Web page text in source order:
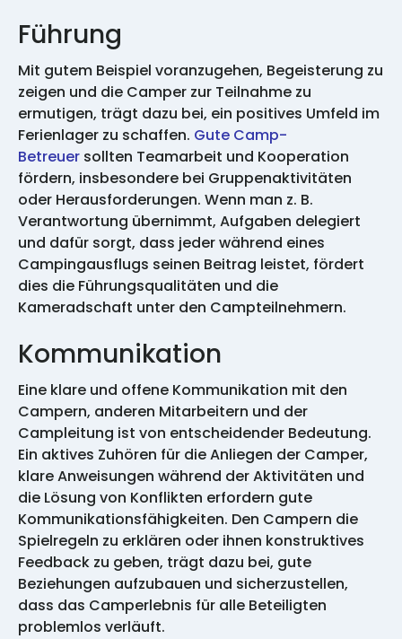
Führung
Mit gutem Beispiel voranzugehen, Begeisterung zu
zeigen und die Camper zur Teilnahme zu
ermutigen, trägt dazu bei, ein positives Umfeld im
Ferienlager zu schaffen. Gute Camp-
Betreuer sollten Teamarbeit und Kooperation
fördern, insbesondere bei Gruppenaktivitäten
oder Herausforderungen. Wenn man z. B.
Verantwortung übernimmt, Aufgaben delegiert
und dafür sorgt, dass jeder während eines
Campingausflugs seinen Beitrag leistet, fördert
dies die Führungsqualitäten und die
Kameradschaft unter den Campteilnehmern.
Kommunikation
Eine klare und offene Kommunikation mit den
Campern, anderen Mitarbeitern und der
Campleitung ist von entscheidender Bedeutung.
Ein aktives Zuhören für die Anliegen der Camper,
klare Anweisungen während der Aktivitäten und
die Lösung von Konflikten erfordern gute
Kommunikationsfähigkeiten. Den Campern die
Spielregeln zu erklären oder ihnen konstruktives
Feedback zu geben, trägt dazu bei, gute
Beziehungen aufzubauen und sicherzustellen,
dass das Camperlebnis für alle Beteiligten
problemlos verläuft.